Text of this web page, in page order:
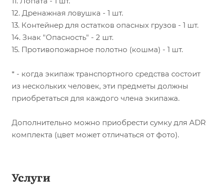
12. Дренажная ловушка - 1 шт.
13. Контейнер для остатков опасных грузов - 1 шт.
14. Знак "Опасность" - 2 шт.
15. Противопожарное полотно (кошма) - 1 шт.
* - когда экипаж транспортного средства состоит
из нескольких человек, эти предметы должны
приобретаться для каждого члена экипажа.
Дополнительно можно приобрести сумку для ADR
комплекта (цвет может отличаться от фото).
Услуги